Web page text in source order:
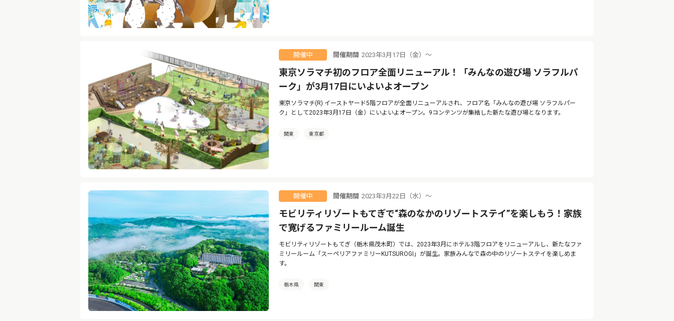
開催中 開催期間 2023年3月17日（金）〜
東京ソラマチ初のフロア全面リニューアル！「みんなの遊び場 ソラフルパ
ーク」が3月17日にいよいよオープン
東京ソラマチ(R) イーストヤード5階フロアが全面リニューアルされ、フロア名「みんなの遊び場 ソラフルパー
ク」として2023年3月17日（金）にいよいよオープン。9コンテンツが集結した新たな遊び場となります。
関東 東京都
開催中 開催期間 2023年3月22日（水）〜
モビリティリゾートもてぎで“森のなかのリゾートステイ”を楽しもう！家族
で寛げるファミリールーム誕生
モビリティリゾートもてぎ（栃木県茂木町）では、2023年3月にホテル3階フロアをリニューアルし、新たなファ
ミリールーム「スーペリアファミリーKUTSUROGI」が誕生。家族みんなで森の中のリゾートステイを楽しめま
す。
栃木県 関東